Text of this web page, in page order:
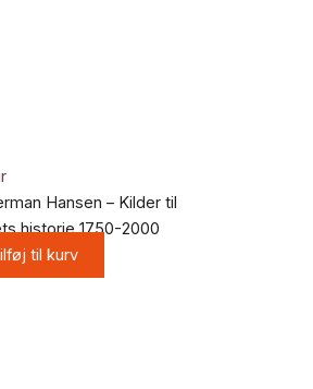
Hansen – Kilder til
historie 1750-2000
til kurv